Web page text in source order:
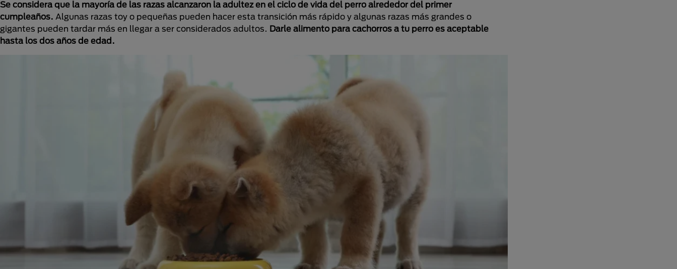
Se considera que la mayoría de las razas alcanzaron la adultez en el ciclo de vida del perro alrededor del primer
cumpleaños. Algunas razas toy o pequeñas pueden hacer esta transición más rápido y algunas razas más grandes o
gigantes pueden tardar más en llegar a ser considerados adultos. Darle alimento para cachorros a tu perro es aceptable
hasta los dos años de edad.